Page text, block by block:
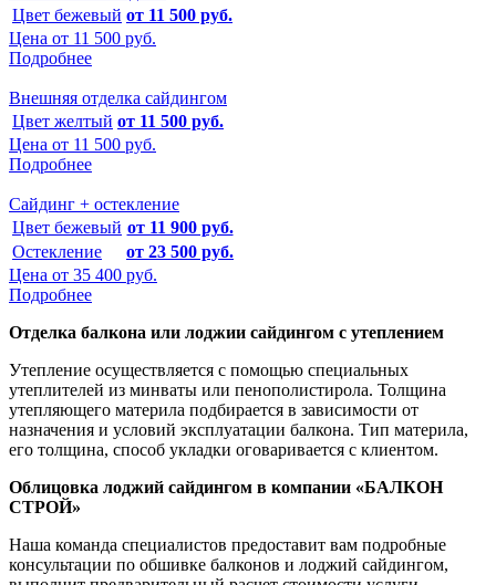
Цвет бежевый от 11 500 руб.
Цена от 11 500 руб.
Подробнее
Внешняя отделка сайдингом
Цвет желтый от 11 500 руб.
Цена от 11 500 руб.
Подробнее
Сайдинг + остекление
Цвет бежевый от 11 900 руб.
Остекление
от 23 500 руб.
Цена от 35 400 руб.
Подробнее
Отделка балкона или лоджии сайдингом с утеплением
Утепление осуществляется с помощью специальных
утеплителей из минваты или пенополистирола. Толщина
утепляющего материла подбирается в зависимости от
назначения и условий эксплуатации балкона. Тип материла,
его толщина, способ укладки оговаривается с клиентом.
Облицовка лоджий сайдингом в компании «БАЛКОН
СТРОЙ»
Наша команда специалистов предоставит вам подробные
консультации по обшивке балконов и лоджий сайдингом,